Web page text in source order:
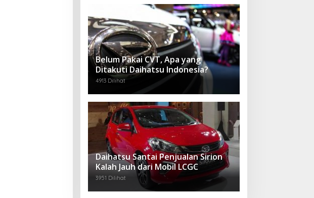
Belum Pakai CVT, Apa yang
Ditakuti Daihatsu Indonesia?
4913 Dilihat
Daihatsu Santai Penjualan Sirion
Kalah Jauh dari Mobil LCGC
3951 Dilihat